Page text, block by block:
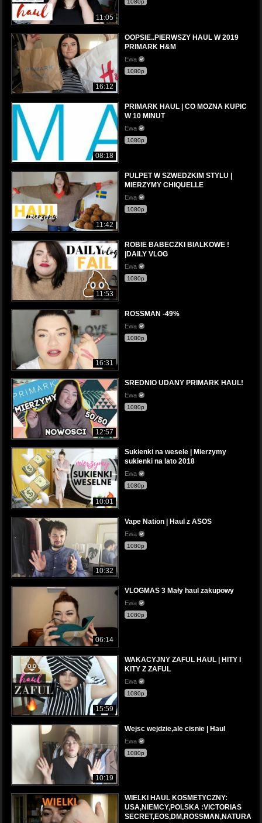
11:05
1080p
16:12
OOPSIE..PIERWSZY HAUL W 2019
PRIMARK H&M
Ewa
1080p
08:18
PRIMARK HAUL | CO MOZNA KUPIC
W 10 MINUT
Ewa
1080p
11:42
PULPET W SZWEDZKIM STYLU |
MIERZYMY CHIQUELLE
Ewa
1080p
11:53
ROBIE BABECZKI BIALKOWE !
|DAILY VLOG
Ewa
1080p
16:31
ROSSMAN -49%
Ewa
1080p
12:57
SREDNIO UDANY PRIMARK HAUL!
Ewa
1080p
10:01
Sukienki na wesele | Mierzymy
sukienki na lato 2018
Ewa
1080p
10:32
Vape Nation | Haul z ASOS
Ewa
1080p
06:14
VLOGMAS 3 Mały haul zakupowy
Ewa
1080p
15:59
WAKACYJNY ZAFUL HAUL | HITY I
KITY Z ZAFUL
Ewa
1080p
10:19
Wejsc wejdzie,ale cisnie | Haul
Ewa
1080p
WIELKI HAUL KOSMETYCZNY:
USA,NIEMCY,POLSKA :VICTORIAS
SECRET,EOS,DM,ROSSMAN,NATURA